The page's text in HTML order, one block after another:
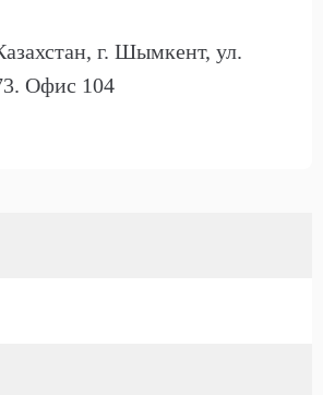
г. Шымкент, ул.
Офис 104